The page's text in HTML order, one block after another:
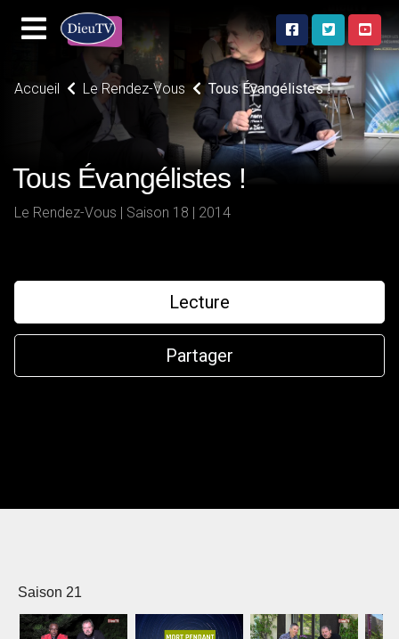
Accueil Le Rendez-Vous Tous Évangélistes !
Tous Évangélistes !
Le Rendez-Vous | Saison 18 | 2014
Lecture
Partager
Saison 21